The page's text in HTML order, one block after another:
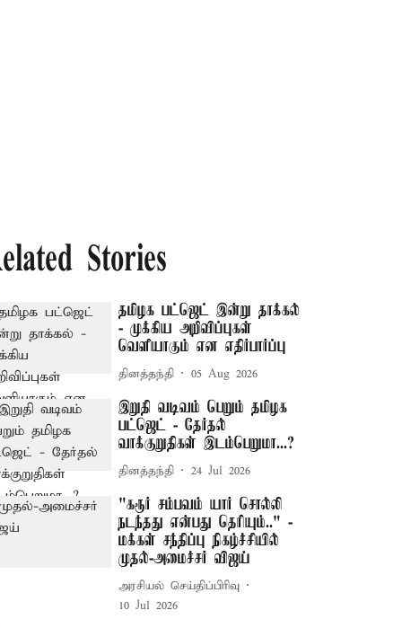
Stories
தமிழக பட்ஜெட் இன்று தாக்கல்
- முக்கிய அறிவிப்புகள்
வெளியாகும் என எதிர்பார்ப்பு
தினத்தந்தி 05 Aug 2026
இறுதி வடிவம் பெறும் தமிழக
பட்ஜெட் - தேர்தல்
வாக்குறுதிகள் இடம்பெறுமா...?
தினத்தந்தி 24 Jul 2026
"கரூர் சம்பவம் யார் சொல்லி
நடந்தது என்பது தெரியும்.." -
மக்கள் சந்திப்பு நிகழ்ச்சியில்
முதல்-அமைச்சர் விஜய்
அரசியல் செய்திப்பிரிவு
10 Jul 2026